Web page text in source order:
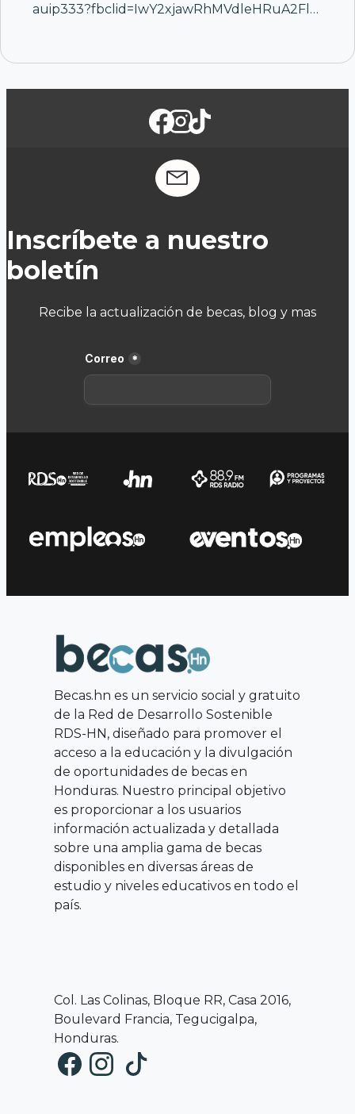
auip333?fbclid=IwY2xjawRhMVdleHRuA2Fl…
Inscríbete a nuestro
boletín
Recibe la actualización de becas, blog y mas
Becas.hn es un servicio social y gratuito
de la Red de Desarrollo Sostenible
RDS-HN, diseñado para promover el
acceso a la educación y la divulgación
de oportunidades de becas en
Honduras. Nuestro principal objetivo
es proporcionar a los usuarios
información actualizada y detallada
sobre una amplia gama de becas
disponibles en diversas áreas de
estudio y niveles educativos en todo el
país.
Col. Las Colinas, Bloque RR, Casa 2016,
Boulevard Francia, Tegucigalpa,
Honduras.